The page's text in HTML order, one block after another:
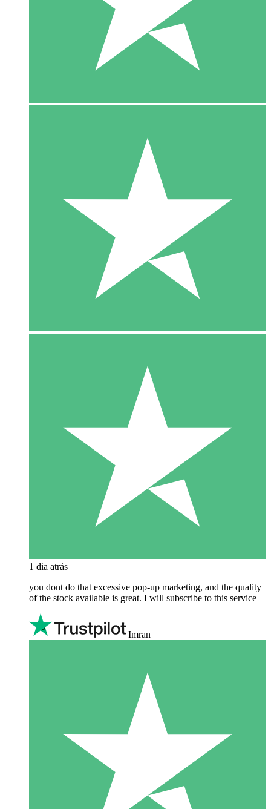
1 dia atrás
you dont do that excessive pop-up marketing, and the quality
of the stock available is great. I will subscribe to this service
Imran